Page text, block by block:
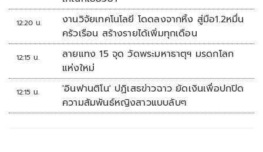
12:20 น.
งานวิจัยเทคโนโลยี โดดลงจากหิ้ง สู่มือ1.2หมื่น
ครัวเรือน สร้างรายได้เพิ่มทุกเดือน
12:15 น.
ลายแทง 15 จุด วัดพระมหาธาตุฯ มรดกโลก
แห่งใหม่
12:15 น.
'อินฟานติโน' ปฏิเสธข่าวฉาว ยัดเงินเพื่อปกปิด
ความสัมพันธ์หญิงสาวแบบลับๆ